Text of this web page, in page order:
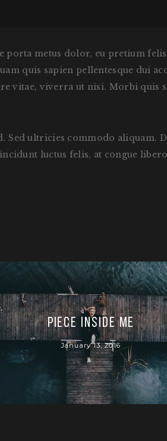
porta metus dolor, eu pretium felis
quis sapien pellentesque dui
vitae, viverra ut nisi. Morbi quis
Sed ultricies commodo aliquam.
luctus felis, at congue libero
piece inside me
January 13, 2016